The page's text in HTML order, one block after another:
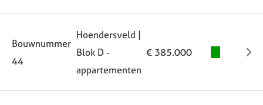
Bouwnummer
44
Hoendersveld |
Blok D -
appartementen
€ 385.000